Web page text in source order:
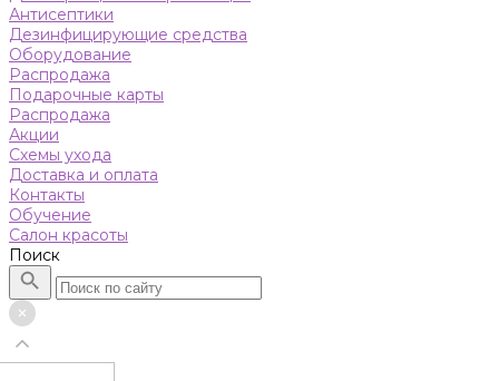
Антисептики
Дезинфицирующие средства
Оборудование
Распродажа
Подарочные карты
Распродажа
Акции
Схемы ухода
Доставка и оплата
Контакты
Обучение
Салон красоты
Поиск